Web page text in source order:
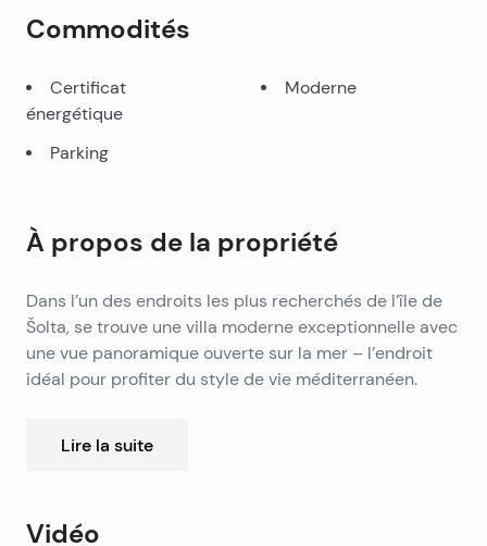
Commodités
Certificat
énergétique
Moderne
Parking
À propos de la propriété
Dans l’un des endroits les plus recherchés de l’île de
Šolta, se trouve une villa moderne exceptionnelle avec
une vue panoramique ouverte sur la mer – l’endroit
idéal pour profiter du style de vie méditerranéen.
comme un bâtiment de quatre unités, avec deux
Chaque appartement de 79 m² offre deux chambres
Lire la suite
Vidéo